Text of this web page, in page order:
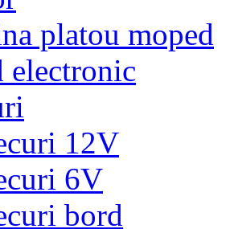
platou moped
electronic
12V
6V
bord